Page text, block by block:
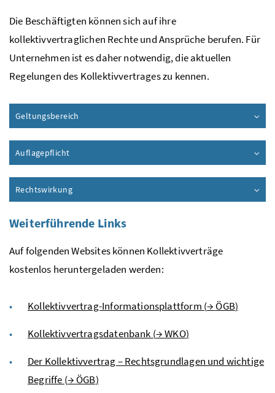
Die Beschäftigten können sich auf ihre
kollektivvertraglichen Rechte und Ansprüche berufen. Für
Unternehmen ist es daher notwendig, die aktuellen
Regelungen des Kollektivvertrages zu kennen.
Geltungsbereich
Auflagepflicht
Rechtswirkung
Weiterführende Links
Auf folgenden Websites können Kollektivverträge
kostenlos heruntergeladen werden:
Kollektivvertrag-Informationsplattform (→ ÖGB)
Kollektivvertragsdatenbank (→WKO)
Der Kollektivvertrag – Rechtsgrundlagen und wichtige
Begriffe (→ ÖGB)